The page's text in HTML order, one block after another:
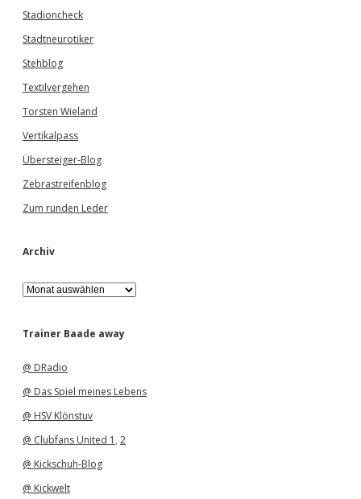
Stadioncheck
Stadtneurotiker
Stehblog
Textilvergehen
Torsten Wieland
Vertikalpass
Übersteiger-Blog
Zebrastreifenblog
Zum runden Leder
Archiv
A
r
h
Trainer Baade away
@ DRadio
@ Das Spiel meines Lebens
@ HSV Klönstuv
@ Clubfans United 1 , 2
@ Kickschuh-Blog
@ Kickwelt